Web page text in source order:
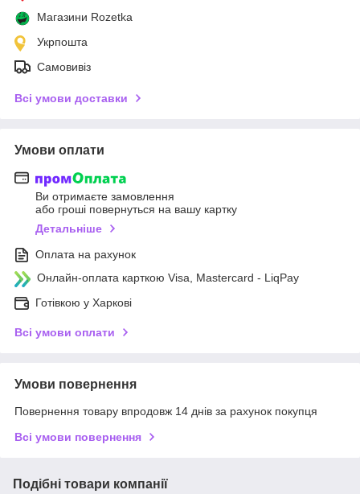
Магазини Rozetka
Укрпошта
Самовивіз
Всі умови доставки
Умови оплати
Ви отримаєте замовлення
або гроші повернуться на вашу картку
Детальніше
Оплата на рахунок
Онлайн-оплата карткою Visa, Mastercard - LiqPay
Готівкою у Харкові
Всі умови оплати
Умови повернення
Повернення товару впродовж 14 днів за рахунок покупця
Всі умови повернення
Подібні товари компанії